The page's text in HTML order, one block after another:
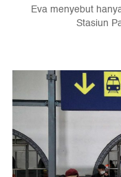
Eva menyebut
Stasiun